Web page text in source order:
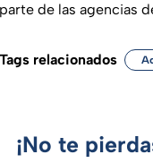
parte de las agencias
Tags relacionados
¡No te